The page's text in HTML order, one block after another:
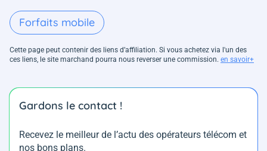
Forfaits mobile
Cette page peut contenir des liens d’affiliation. Si vous achetez via l'un des
ces liens, le site marchand pourra nous reverser une commission. en savoir+
Gardons le contact !
Recevez le meilleur de l’actu des opérateurs télécom et
nos bons plans.